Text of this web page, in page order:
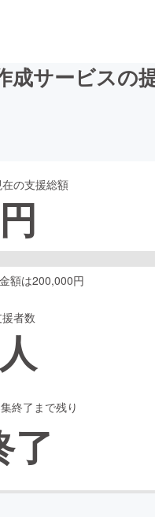
スケア
成サービスの
の支援総額
円
額は200,000円
者数
人
終了まで残り
了